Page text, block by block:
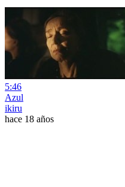
5:46
Azul
ikiru
hace 18 años